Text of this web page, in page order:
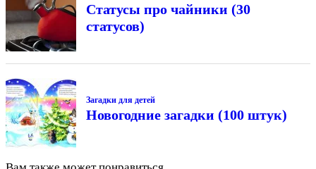
Статусы про чайники (30
статусов)
Загадки для детей
Новогодние загадки (100 штук)